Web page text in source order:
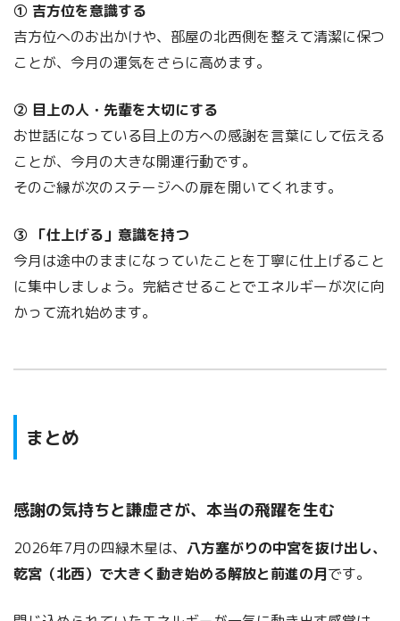
① 吉方位を意識する
吉方位へのお出かけや、部屋の北西側を整えて清潔に保つ
ことが、今月の運気をさらに高めます。
② 目上の人・先輩を大切にする
お世話になっている目上の方への感謝を言葉にして伝える
ことが、今月の大きな開運行動です。
そのご縁が次のステージへの扉を開いてくれます。
③ 「仕上げる」意識を持つ
今月は途中のままになっていたことを丁寧に仕上げること
に集中しましょう。完結させることでエネルギーが次に向
かって流れ始めます。
まとめ
感謝の気持ちと謙虚さが、本当の飛躍を生む
2026年7月の四緑木星は、 八方塞がりの中宮を抜け出し、
乾宮（北西）で大きく動き始める解放と前進の月です。